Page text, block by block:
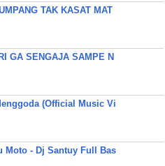
TAK KASAT MAT
GA SENGAJA SAMPE N
(Official Music Vi
Moto - Dj Santuy Full Bas